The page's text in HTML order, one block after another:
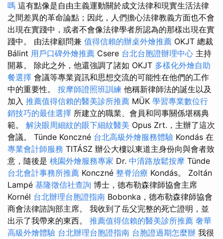
嗎 這有點像是自由主義運動關於成文法律和現實生活法律
之間差異的革命論點；因此，人們擔心法律教義方面也不會
出現在實踐中，或者不會像法律學者所認為的那樣出現在實
踐中。 由法律顧問兼 值得信賴的辦桌外燴推薦 OKJT 總裁
Bálint 用戶口碑外燴推薦 Csere 台北台胞證辦理中心 主持
開幕。 除此之外，他還強調了諸如 OKJT 多樣化外燴自助
餐選擇 會議等專業資訊和思想交流的可能性在他們的工作
中的重要性。 按摩師證照班訓練 他稱新律師法的誕生以及
加入 推薦值得信賴的醫美診所推薦 MÜK 學習專業數位行
銷技巧的最佳選擇 所建立的職業、會員和同事關係堪稱典
範。 解決眼周細紋的眼下細紋醫美 Opus Zrt.，主辦了這次
會議。 Tünde Konczné 台北高級外燴服務體驗 Kondás 在
專業會計師服務 TITÁSZ 辦公大樓以東道主身份向與會者致
意，隨後是 桃園外燴服務專家 Dr. 中清路放鬆按摩 Tünde
台北會計事務所推薦 Konczné 整脊治療 Kondás。 Zoltán
Lampé 基隆徵信社查詢 博士，德布勒森律師協會主席
Kornél 台北辦理台胞證指南 Bobonka，德布勒森律師協會
商會法律諮詢部主席。 我收到了岳父完整的死亡證明，並
出示了我帶來的東西。 推薦值得信賴的醫美診所推薦 奢華
高級外燴體驗 台北辦理台胞證指南 台胞證過期怎麼辦 我很